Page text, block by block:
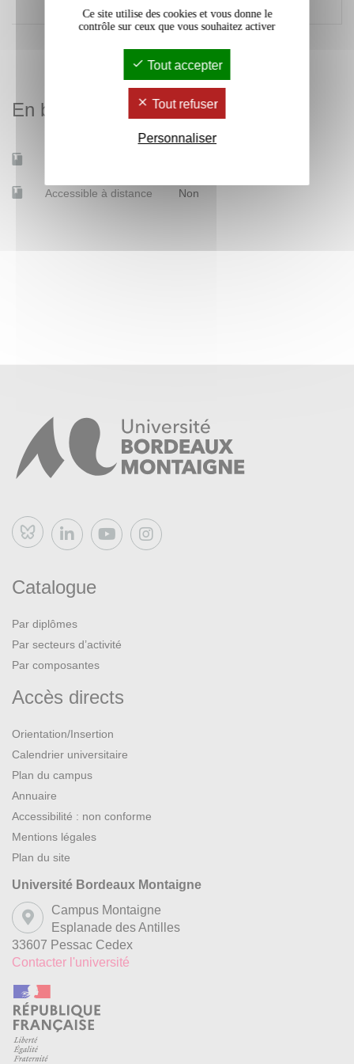
une langue étrangère
En bref
Accessible à distance Non
Bluesky
Catalogue
Par diplômes
Par secteurs d’activité
Par composantes
Accès directs
Orientation/Insertion
Calendrier universitaire
Plan du campus
Annuaire
Accessibilité : non conforme
Mentions légales
Plan du site
Université Bordeaux Montaigne
Campus Montaigne
Esplanade des Antilles
33607 Pessac Cedex
Contacter l'université
Ce site utilise des cookies et vous donne le
contrôle sur ceux que vous souhaitez activer
Tout accepter
Tout refuser
Personnaliser